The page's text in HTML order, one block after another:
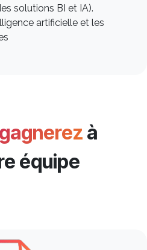
solutions BI et IA).
artificielle et les
gagnerez à
équipe